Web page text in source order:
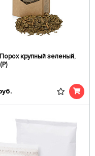
крупный зеленый,